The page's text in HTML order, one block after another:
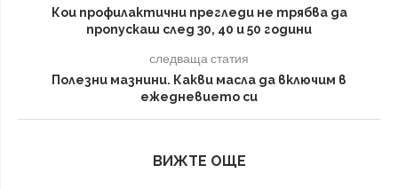
Кои профилактични прегледи не трябва да
пропускаш след 30, 40 и 50 години
следваща статия
Полезни мазнини. Какви масла да включим в
ежедневието си
ВИЖТЕ ОЩЕ